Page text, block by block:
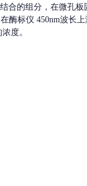
合的组分，在微孔
酶标仪 450nm波长
浓度。